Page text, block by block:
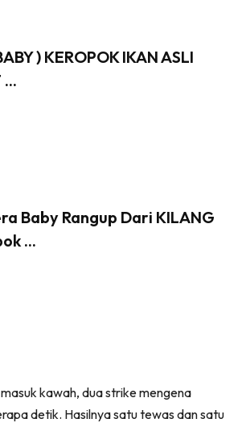
) KEROPOK IKAN ASLI
...
Baby Rangup Dari KILANG
...
kawah, dua strike mengena
detik. Hasilnya satu tewas dan satu